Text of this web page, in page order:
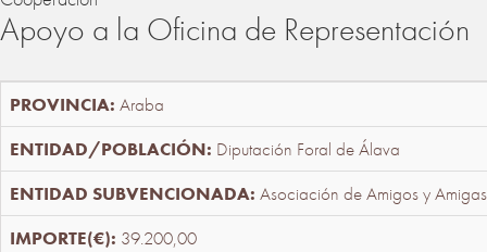
Apoyo a la Oficina de Representación
Araba
Diputación Foral de Álava
Asociación de Amigos y
39.200,00